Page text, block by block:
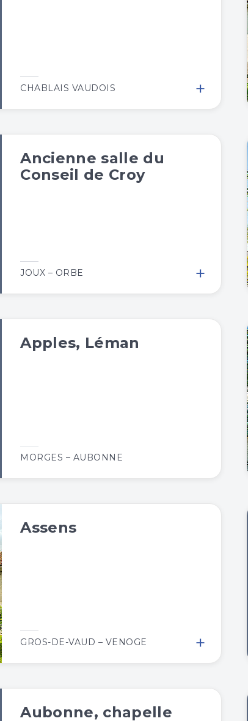
CHABLAIS VAUDOIS +
Ancienne salle du
Conseil de Croy
JOUX – ORBE +
Apples, Léman
MORGES – AUBONNE
Assens
GROS-DE-VAUD – VENOGE +
Aubonne, chapelle